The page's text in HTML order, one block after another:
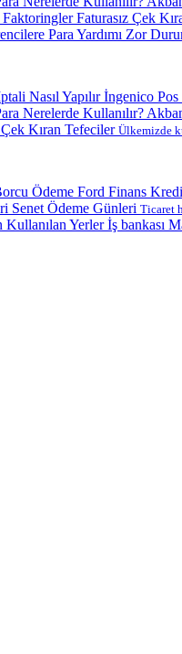
Faturasız Çek
Zor
İngenico Pos
Çek Kıran Tefeciler Ülkemizde
Ford Finans
Senet Ödeme Günleri Ticaret
İş bankası